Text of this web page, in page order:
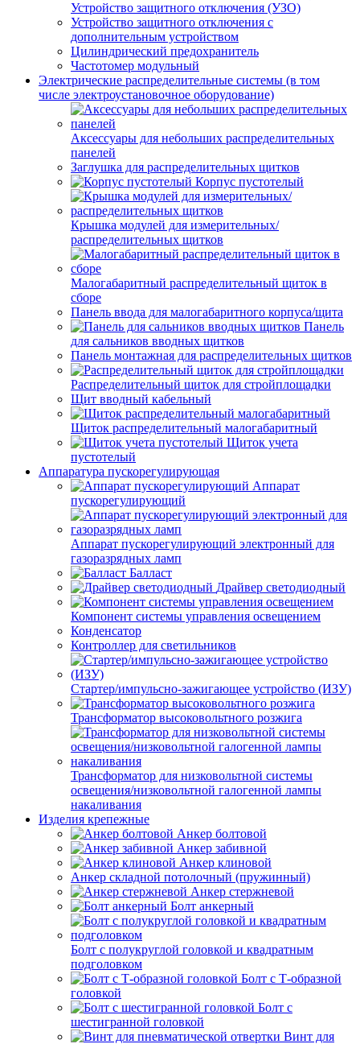
Устройство защитного отключения (УЗО)
Устройство защитного отключения с
дополнительным устройством
Цилиндрический предохранитель
Частотомер модульный
Электрические распределительные системы (в том
числе электроустановочное оборудование)
Аксессуары для небольших распределительных
панелей
Заглушка для распределительных щитков
Корпус пустотелый
Крышка модулей для измерительных/
распределительных щитков
Малогабаритный распределительный щиток в
сборе
Панель ввода для малогабаритного корпуса/щита
Панель
для сальников вводных щитков
Панель монтажная для распределительных щитков
Распределительный щиток для стройплощадки
Щит вводный кабельный
Щиток распределительный малогабаритный
Щиток учета
пустотелый
Аппаратура пускорегулирующая
Аппарат
пускорегулирующий
Аппарат пускорегулирующий электронный для
газоразрядных ламп
Балласт
Драйвер светодиодный
Компонент системы управления освещением
Конденсатор
Контроллер для светильников
Стартер/импульсно-зажигающее устройство (ИЗУ)
Трансформатор высоковольтного розжига
Трансформатор для низковольтной системы
освещения/низковольтной галогенной лампы
накаливания
Изделия крепежные
Анкер болтовой
Анкер забивной
Анкер клиновой
Анкер складной потолочный (пружинный)
Анкер стержневой
Болт анкерный
Болт с полукруглой головкой и квадратным
подголовком
Болт с Т-образной
головкой
Болт с
шестигранной головкой
Винт для